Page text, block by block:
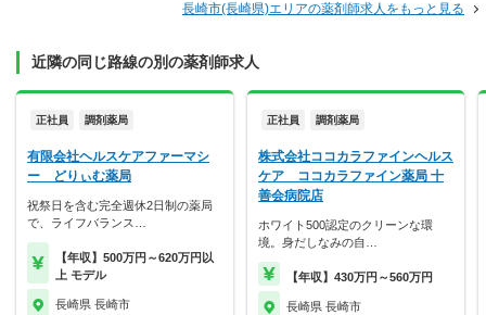
長崎市(長崎県)エリアの薬剤師求人をもっと見る
近隣の同じ路線の別の薬剤師求人
正社員 調剤薬局
有限会社ヘルスケアファーマシ
ー どりぃむ薬局
祝祭日を含む完全週休2日制の薬局
で、ライフバランス…
【年収】500万円～620万円以
上 モデル
長崎県 長崎市
正社員 調剤薬局
株式会社ココカラファインヘルス
ケア ココカラファイン薬局 十
善会病院店
ホワイト500認定のクリーンな環
境。身だしなみの自…
【年収】430万円～560万円
長崎県 長崎市